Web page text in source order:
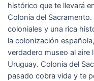
histórico que te llevará
Colonia del
coloniales y una rica
la colonización
verdadero museo al aire
Uruguay. Colonia del
pasado cobra vida y te